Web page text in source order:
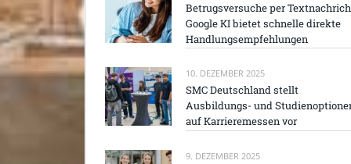
Betrugsversuche per
Google KI bietet schnelle direkte
Handlungsempfehlungen
10. DEZEMBER 2025
SMC Deutschland stellt
Ausbildungs- und
auf Karrieremessen vor
9. DEZEMBER 2025